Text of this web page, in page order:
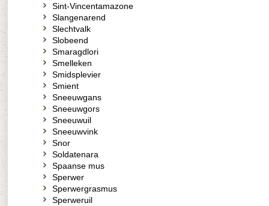
Sint-Vincentamazone
Slangenarend
Slechtvalk
Slobeend
Smaragdlori
Smelleken
Smidsplevier
Smient
Sneeuwgans
Sneeuwgors
Sneeuwuil
Sneeuwvink
Snor
Soldatenara
Spaanse mus
Sperwer
Sperwergrasmus
Sperweruil